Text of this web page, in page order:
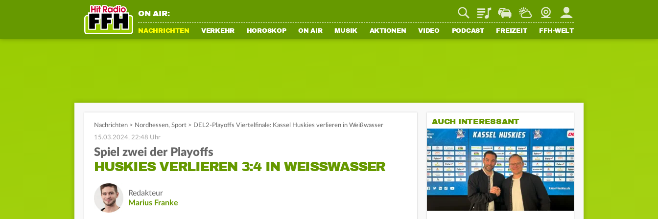
ON AIR: PlaylistStaupilotWetterWebcamMein FFH
NACHRICHTEN VERKEHR HOROSKOP ON AIR MUSIK AKTIONEN VIDEO PODCAST FREIZEIT FFH-WELT
Nachrichten > Nordhessen, Sport > DEL2-Playoffs Viertelfinale: Kassel Huskies verlieren in Weißwasser
15.03.2024, 22:48 Uhr
Spiel zwei der Playoffs
HUSKIES VERLIEREN 3:4 IN WEISSWASSER
Redakteur
Marius Franke
AUCH INTERESSANT